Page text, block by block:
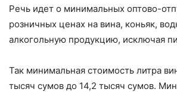
Речь идет о минимальных оптово-
розничных ценах на вина, коньяк,
алкогольную продукцию, исключая
Так минимальная стоимость литра
тысяч сумов до 14,2 тысяч сумов.